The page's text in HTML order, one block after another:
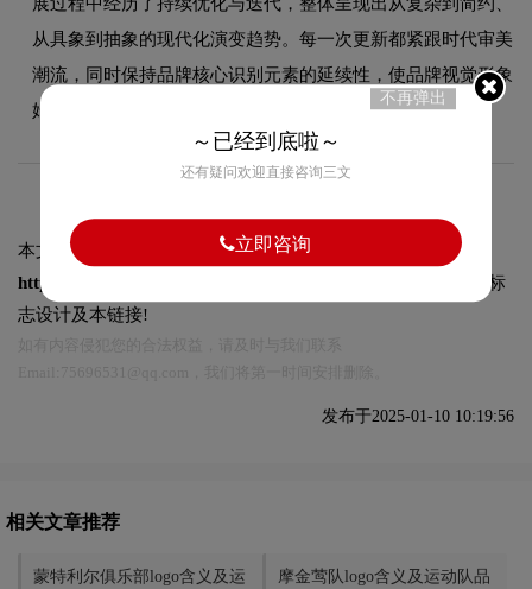
从具象到抽象的现代化演变趋势。每一次更新都紧跟时代审美
潮流，同时保持品牌核心识别元素的延续性，使品牌视觉形象
始终与时俱进，历久弥新。
本文标题和链接
纽约大都会队logo含义及运动队品牌理念:
https://logo9.net/works/13737.html
转载时请注明出处为诗宸标
志设计及本链接!
发布于2025-01-10 10:19:56
相关文章推荐
蒙特利尔俱乐部logo含义及运
摩金莺队logo含义及运动队品
不再弹出
～已经到底啦～
还有疑问欢迎直接咨询三文
立即咨询